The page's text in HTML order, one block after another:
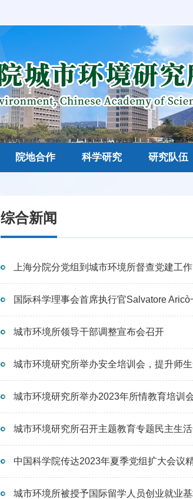
院地合作 科学研究 研究队伍
综合新闻
上海分院分党组到城市环境所督查党建工作
国际科学理事会首席执行官Salvatore
城市环境所领导干部调整宣布会召开
城市环境研究所举办安全培训会，提升师
城市环境研究所举办2023年所情教育培训
城市环境研究所召开主题教育专题民主生
中国科学院传达2023年夏季党组扩大会议
城市环境所被授予国际留学人员创业就业